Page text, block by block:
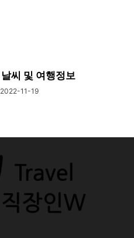
씨 및 여행정보
2022-11-19